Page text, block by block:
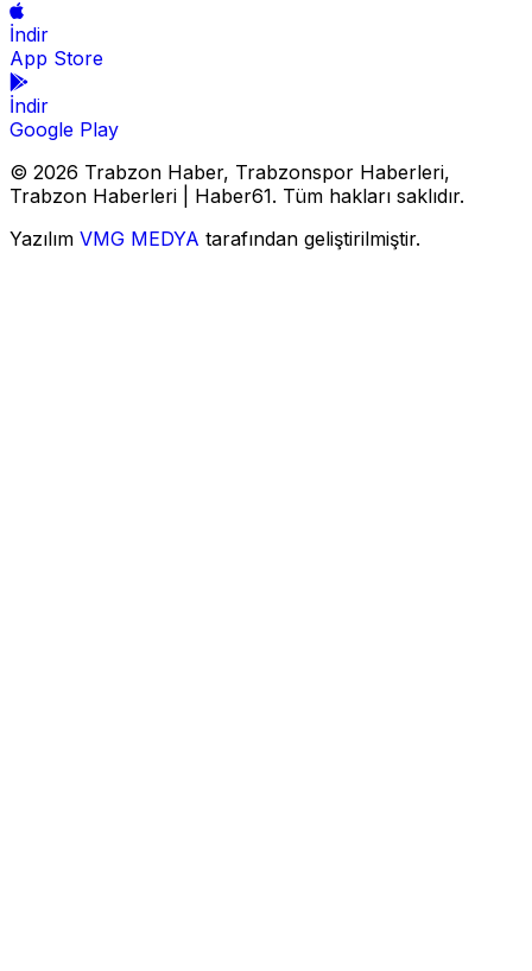
İndir
App Store
İndir
Google Play
© 2026 Trabzon Haber, Trabzonspor Haberleri,
Trabzon Haberleri | Haber61. Tüm hakları saklıdır.
Yazılım VMG MEDYA tarafından geliştirilmiştir.